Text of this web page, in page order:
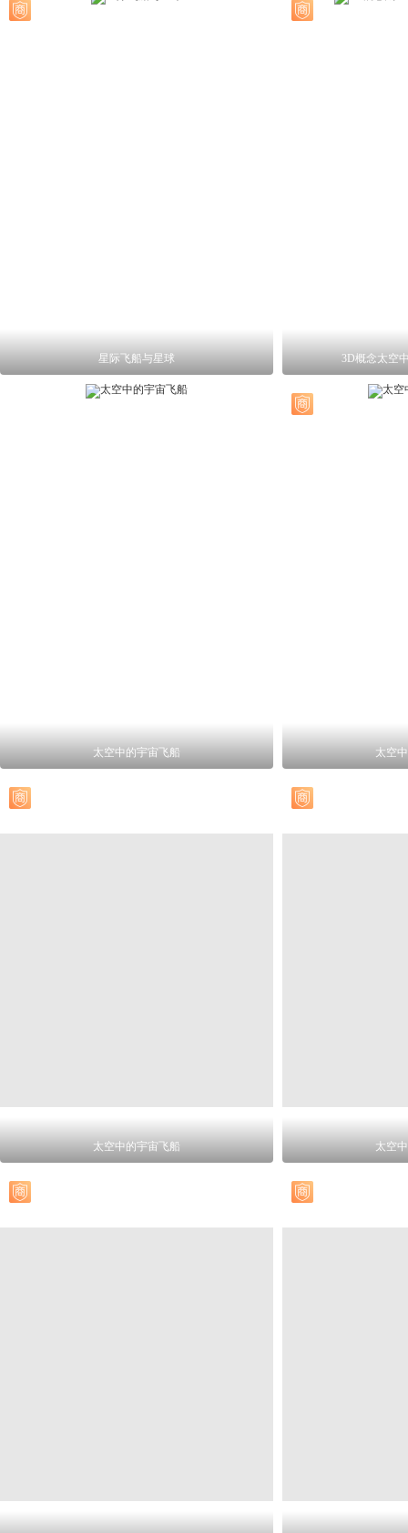
星际飞船与星球 3D概念太空
太空中的宇宙飞船 太空
太空中的宇宙飞船 太空